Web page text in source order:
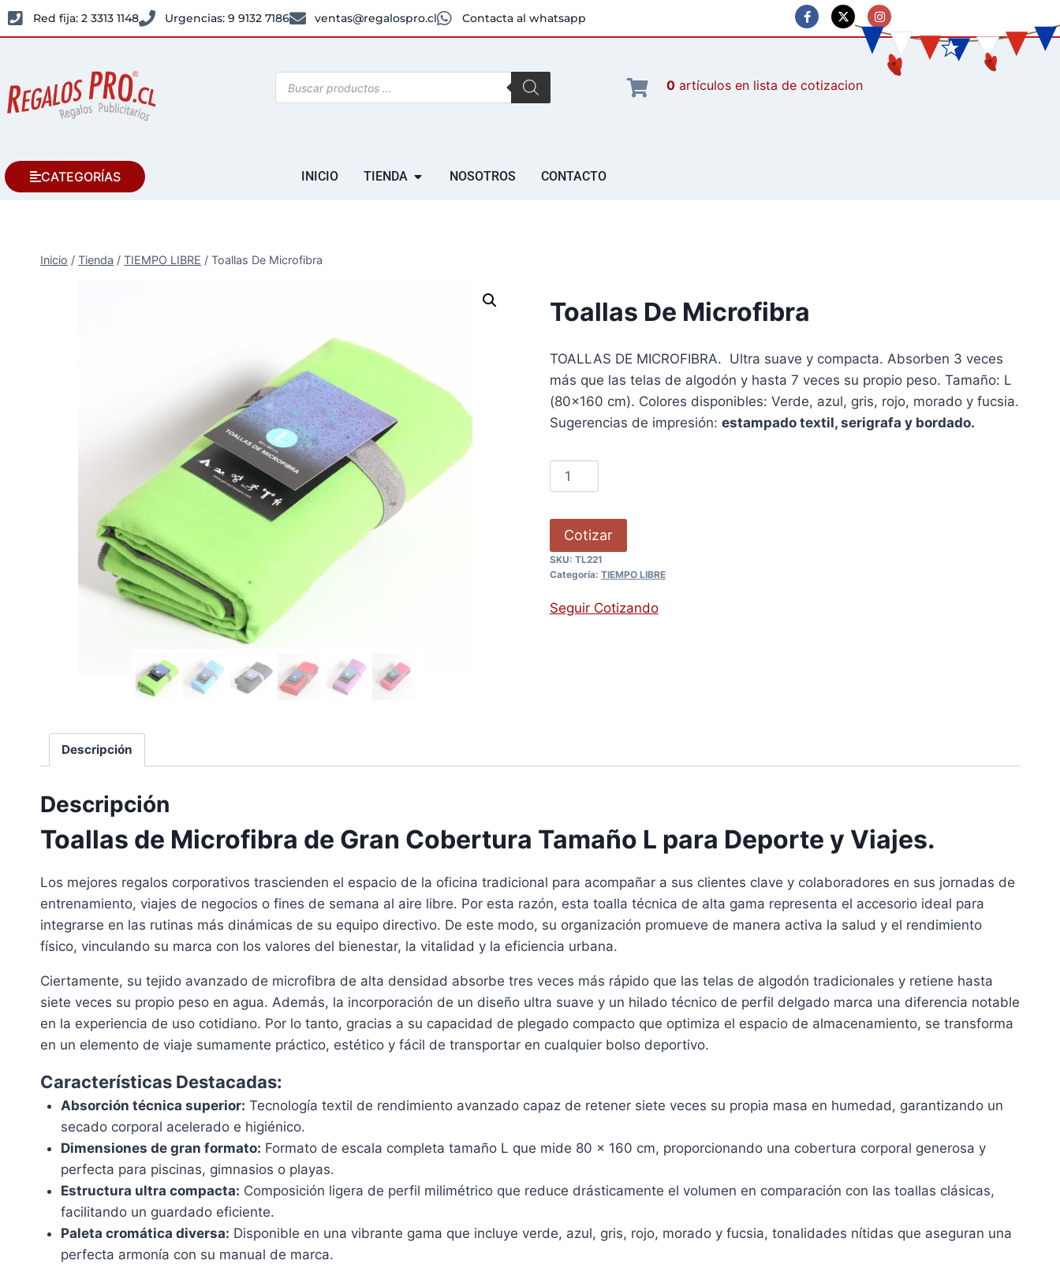
Red fija: 2 3313 1148 Urgencias: 9 9132 7186 ventas@regalospro.cl Contacta al whatsapp
0 artículos
CATEGORÍAS INICIO TIENDA NOSOTROS CONTACTO
Inicio / Tienda / TIEMPO LIBRE / Toallas De Microfibra
Toallas De Microfibra
TOALLAS DE MICROFIBRA. Ultra suave y compacta. Absorben 3 veces
más que las telas de algodón y hasta 7 veces su propio peso. Tamaño: L
(80×160 cm). Colores disponibles: Verde, azul, gris, rojo, morado y fucsia.
Sugerencias de impresión: estampado textil, serigrafa y bordado.
Cotizar
SKU: TL221
Categoría: TIEMPO LIBRE
Seguir Cotizando
Descripción
Descripción
Toallas de Microfibra de Gran Cobertura Tamaño L para Deporte y Viajes.
Los mejores regalos corporativos trascienden el espacio de la oficina tradicional para acompañar a sus clientes clave y colaboradores en sus jornadas de
entrenamiento, viajes de negocios o fines de semana al aire libre. Por esta razón, esta toalla técnica de alta gama representa el accesorio ideal para
integrarse en las rutinas más dinámicas de su equipo directivo. De este modo, su organización promueve de manera activa la salud y el rendimiento
físico, vinculando su marca con los valores del bienestar, la vitalidad y la eficiencia urbana.
Ciertamente, su tejido avanzado de microfibra de alta densidad absorbe tres veces más rápido que las telas de algodón tradicionales y retiene hasta
siete veces su propio peso en agua. Además, la incorporación de un diseño ultra suave y un hilado técnico de perfil delgado marca una diferencia notable
en la experiencia de uso cotidiano. Por lo tanto, gracias a su capacidad de plegado compacto que optimiza el espacio de almacenamiento, se transforma
en un elemento de viaje sumamente práctico, estético y fácil de transportar en cualquier bolso deportivo.
Características Destacadas:
Absorción técnica superior: Tecnología textil de rendimiento avanzado capaz de retener siete veces su propia masa en humedad, garantizando un
secado corporal acelerado e higiénico.
Dimensiones de gran formato: Formato de escala completa tamaño L que mide 80 x 160 cm, proporcionando una cobertura corporal generosa y
perfecta para piscinas, gimnasios o playas.
Estructura ultra compacta: Composición ligera de perfil milimétrico que reduce drásticamente el volumen en comparación con las toallas clásicas,
facilitando un guardado eficiente.
Paleta cromática diversa: Disponible en una vibrante gama que incluye verde, azul, gris, rojo, morado y fucsia, tonalidades nítidas que aseguran una
perfecta armonía con su manual de marca.